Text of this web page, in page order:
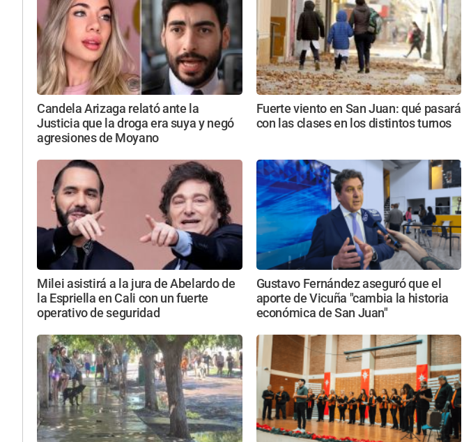
Candela Arizaga relató ante la
Justicia que la droga era suya y negó
agresiones de Moyano
Fuerte viento en San Juan: qué pasará
con las clases en los distintos turnos
Milei asistirá a la jura de Abelardo de
la Espriella en Cali con un fuerte
operativo de seguridad
Gustavo Fernández aseguró que el
aporte de Vicuña "cambia la historia
económica de San Juan"